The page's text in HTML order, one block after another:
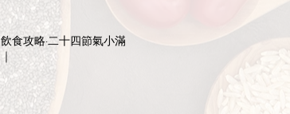
飲食攻略·二十四節氣小滿
｜